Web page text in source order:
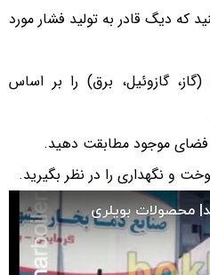
که دیگ قادر به تولید فشار مورد
گازوئیل، برق) را بر اساس
فضای موجود مطابقت دهید.
و نگهداری را در نظر بگیرید.